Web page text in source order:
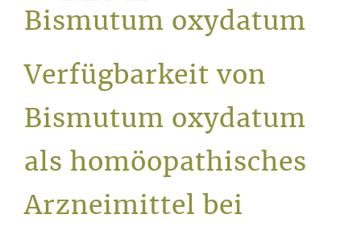
Service
Bismutum oxydatum
Verfügbarkeit von
Bismutum oxydatum
als homöopathisches
Arzneimittel bei